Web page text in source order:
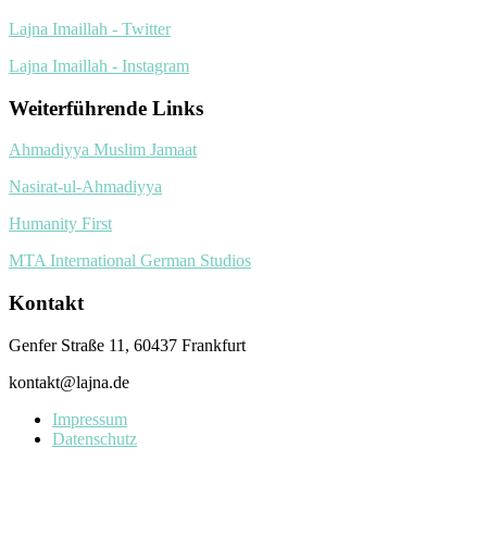
Lajna Imaillah - Twitter
Lajna Imaillah - Instagram
Weiterführende Links
Ahmadiyya Muslim Jamaat
Nasirat-ul-Ahmadiyya
Humanity First
MTA International German Studios
Kontakt
Genfer Straße 11, 60437 Frankfurt
kontakt@lajna.de
Impressum
Datenschutz